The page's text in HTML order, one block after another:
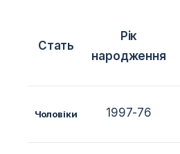
Стать
Рік
народження
Чоловіки 1997-76